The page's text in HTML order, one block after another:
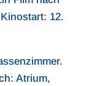
12.
Atrium,